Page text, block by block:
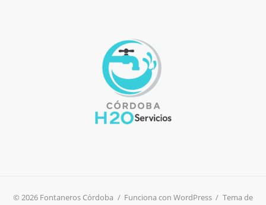
© 2026 Fontaneros Córdoba / Funciona con WordPress / Tema de